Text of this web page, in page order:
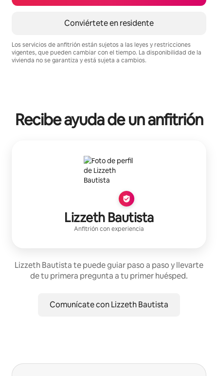
Conviértete en residente
Los servicios de anfitrión están sujetos a las leyes y restricciones
vigentes, que pueden cambiar con el tiempo. La disponibilidad de la
vivienda no se garantiza y está sujeta a cambios.
Recibe ayuda de un anfitrión
Lizzeth Bautista
Anfitrión con experiencia
Lizzeth Bautista te puede guiar paso a paso y llevarte
de tu primera pregunta a tu primer huésped.
Comunícate con Lizzeth Bautista